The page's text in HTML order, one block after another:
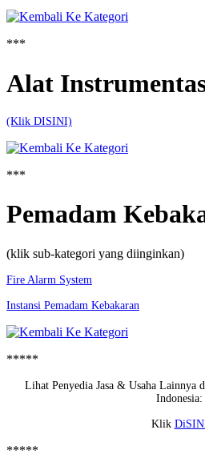
***
Alat
(Klik DISINI)
***
Pemadam
(klik sub-kategori yang diinginkan)
Fire Alarm System
Instansi Pemadam Kebakaran
*****
Lihat Penyedia Jasa & Usaha Lainnya
Indonesia:
Klik
*****